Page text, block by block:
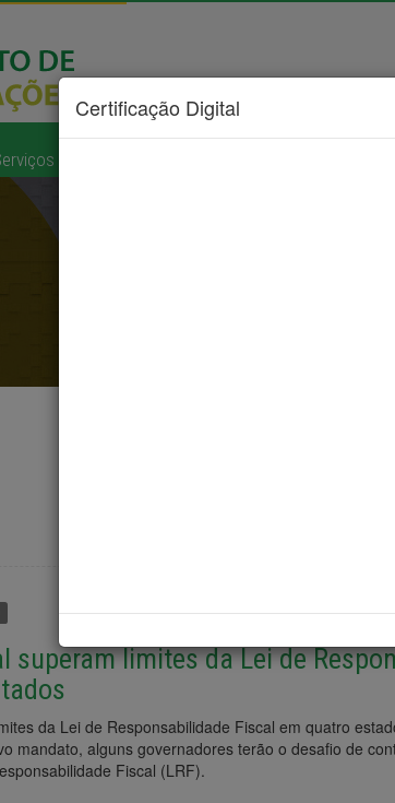
Certificação Digital
superam limites da Lei de
da Lei de Responsabilidade Fiscal em quatro
mandato, alguns governadores terão o desafio de
Fiscal (LRF).